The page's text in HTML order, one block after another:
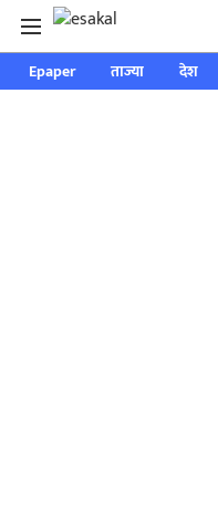
Epaper ताज्या देश